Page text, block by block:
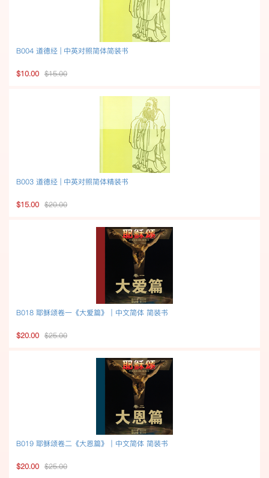
B004 道德经 | 中英对照简体简装书
$10.00 $15.00
B003 道德经 | 中英对照简体精装书
$15.00 $20.00
B018 耶稣颂卷一《大爱篇》｜中文简体 简装书
$20.00 $25.00
B019 耶稣颂卷二《大恩篇》｜中文简体 简装书
$20.00 $25.00